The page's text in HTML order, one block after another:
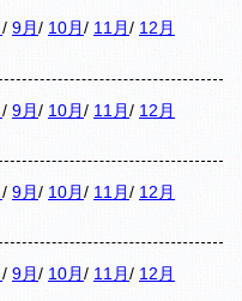
/ 9月 / 10月 / 11月 / 12月
/ 9月 / 10月 / 11月 / 12月
/ 9月 / 10月 / 11月 / 12月
/ 9月 / 10月 / 11月 / 12月